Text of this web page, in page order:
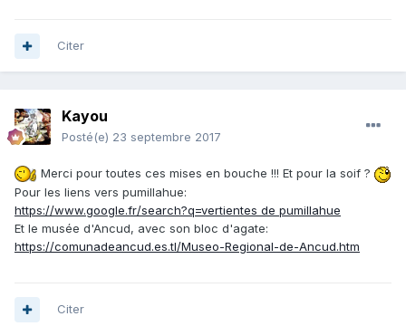
Citer
Kayou
Posté(e) 23 septembre 2017
Merci pour toutes ces mises en bouche !!! Et pour la soif ?
Pour les liens vers pumillahue:
https://www.google.fr/search?q=vertientes de pumillahue
Et le musée d'Ancud, avec son bloc d'agate:
https://comunadeancud.es.tl/Museo-Regional-de-Ancud.htm
Citer